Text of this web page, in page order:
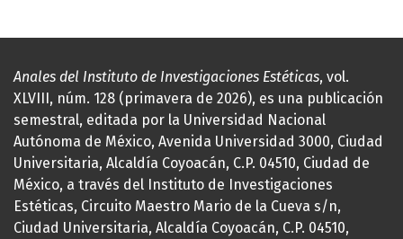
Anales del Instituto de Investigaciones Estéticas, vol.
XLVIII, núm. 128 (primavera de 2026), es una publicación
semestral, editada por la Universidad Nacional
Autónoma de México, Avenida Universidad 3000, Ciudad
Universitaria, Alcaldía Coyoacán, C.P. 04510, Ciudad de
México, a través del Instituto de Investigaciones
Estéticas, Circuito Maestro Mario de la Cueva s/n,
Ciudad Universitaria, Alcaldía Coyoacán, C.P. 04510,